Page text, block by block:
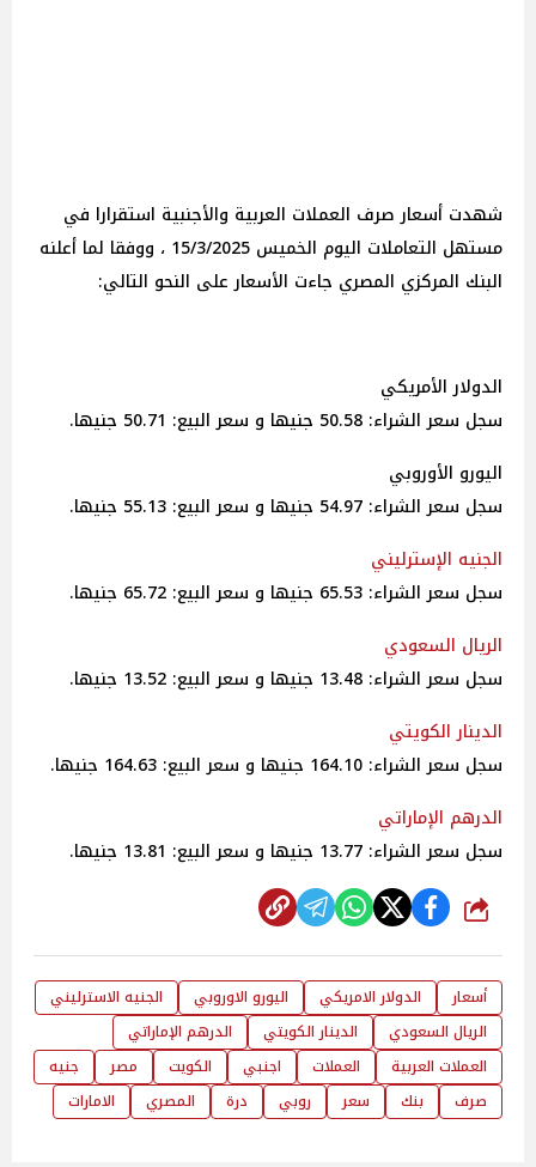
شهدت أسعار صرف العملات العربية والأجنبية استقرارا في
مستهل التعاملات اليوم الخميس 15/3/2025 ، ووفقا لما أعلنه
البنك المركزي المصري جاءت الأسعار على النحو التالي:
الدولار الأمريكي
سجل سعر الشراء: 50.58 جنيها و سعر البيع: 50.71 جنيها.
اليورو الأوروبي
سجل سعر الشراء: 54.97 جنيها و سعر البيع: 55.13 جنيها.
الجنيه الإسترليني
سجل سعر الشراء: 65.53 جنيها و سعر البيع: 65.72 جنيها.
الريال السعودي
سجل سعر الشراء: 13.48 جنيها و سعر البيع: 13.52 جنيها.
الدينار الكويتي
سجل سعر الشراء: 164.10 جنيها و سعر البيع: 164.63 جنيها.
الدرهم الإماراتي
سجل سعر الشراء: 13.77 جنيها و سعر البيع: 13.81 جنيها.
شارك
أسعار الدولار الامريكي اليورو الاوروبي
الجنيه الاسترليني
الريال السعودي
الدينار الكويتي
الدرهم الإماراتي
العملات العربية
العملات اجنبي الكويت مصر
جنيه
صرف
بنك سعر روبي درة المصري الامارات